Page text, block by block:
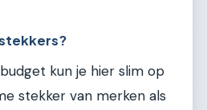
kun je hier slim op
stekker van merken als